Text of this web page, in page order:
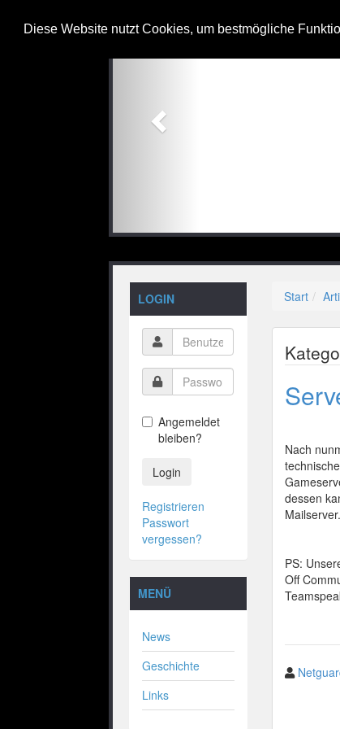
Diese Website nutzt Cookies, um bestmögliche
LOGIN
Angemeldet
bleiben?
Login
Registrieren
Passwort
vergessen?
MENÜ
News
Geschichte
Links
Start
Nach
dessen
PS:
Off